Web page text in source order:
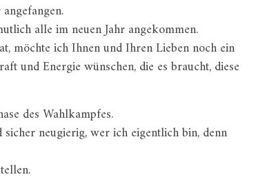
alle im neuen Jahr angekommen.
möchte ich Ihnen und Ihren Lieben noch ein
und Energie wünschen, die es braucht, diese
des Wahlkampfes.
neugierig, wer ich eigentlich bin, denn